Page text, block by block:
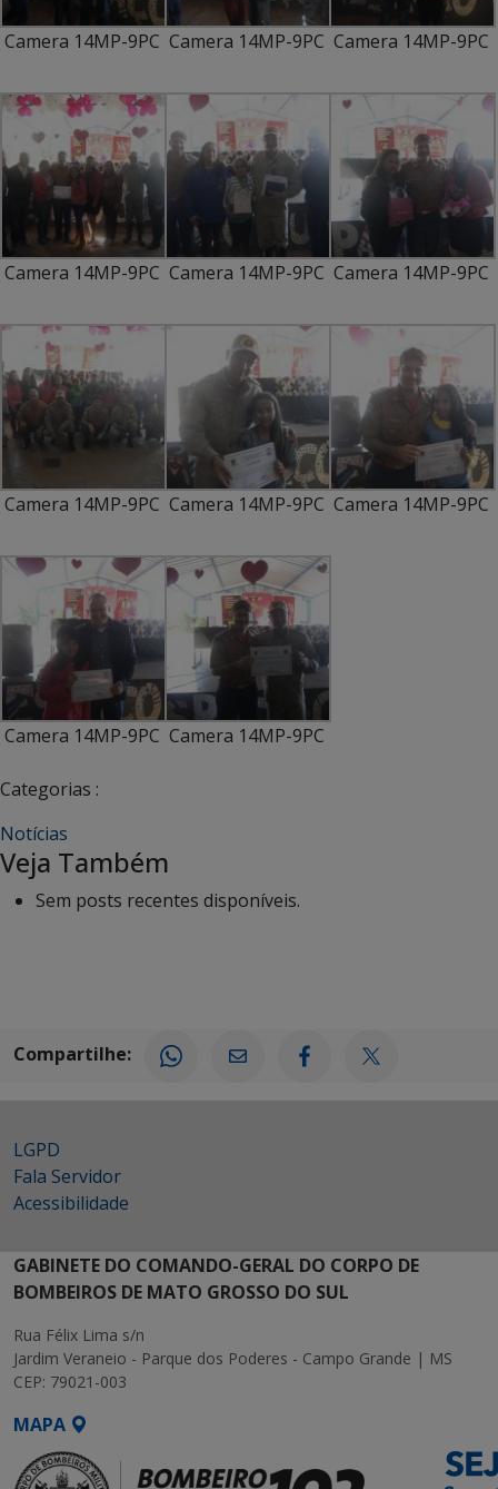
Camera 14MP-9PC Camera 14MP-9PC Camera 14MP-9PC
Camera 14MP-9PC Camera 14MP-9PC Camera 14MP-9PC
Camera 14MP-9PC Camera 14MP-9PC Camera 14MP-9PC
Camera 14MP-9PC Camera 14MP-9PC
Categorias :
Notícias
Veja Também
Sem posts recentes disponíveis.
Compartilhe:
LGPD
Fala Servidor
Acessibilidade
GABINETE DO COMANDO-GERAL DO CORPO DE
BOMBEIROS DE MATO GROSSO DO SUL
Rua Félix Lima s/n
Jardim Veraneio - Parque dos Poderes - Campo Grande | MS
CEP: 79021-003
MAPA